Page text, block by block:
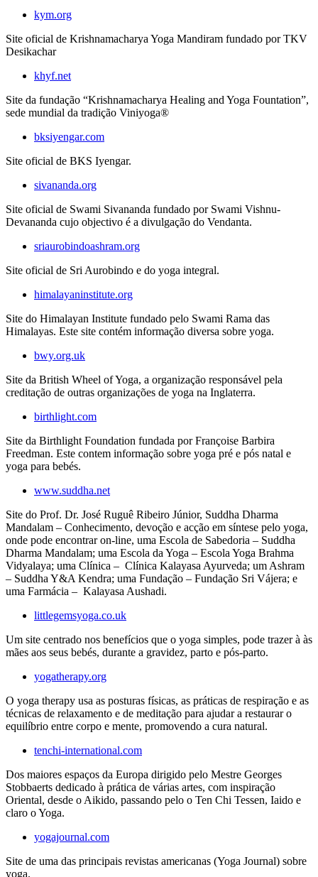
kym.org
Site oficial de Krishnamacharya Yoga Mandiram fundado por TKV
Desikachar
khyf.net
Site da fundação “Krishnamacharya Healing and Yoga Fountation”,
sede mundial da tradição Viniyoga®
bksiyengar.com
Site oficial de BKS Iyengar.
sivananda.org
Site oficial de Swami Sivananda fundado por Swami Vishnu-
Devananda cujo objectivo é a divulgação do Vendanta.
sriaurobindoashram.org
Site oficial de Sri Aurobindo e do yoga integral.
himalayaninstitute.org
Site do Himalayan Institute fundado pelo Swami Rama das
Himalayas. Este site contém informação diversa sobre yoga.
bwy.org.uk
Site da British Wheel of Yoga, a organização responsável pela
creditação de outras organizações de yoga na Inglaterra.
birthlight.com
Site da Birthlight Foundation fundada por Françoise Barbira
Freedman. Este contem informação sobre yoga pré e pós natal e
yoga para bebés.
www.suddha.net
Site do Prof. Dr. José Ruguê Ribeiro Júnior, Suddha Dharma
Mandalam – Conhecimento, devoção e acção em síntese pelo yoga,
onde pode encontrar on-line, uma Escola de Sabedoria – Suddha
Dharma Mandalam; uma Escola da Yoga – Escola Yoga Brahma
Vidyalaya; uma Clínica – Clínica Kalayasa Ayurveda; um Ashram
– Suddha Y&A Kendra; uma Fundação – Fundação Sri Vájera; e
uma Farmácia – Kalayasa Aushadi.
littlegemsyoga.co.uk
Um site centrado nos benefícios que o yoga simples, pode trazer à às
mães aos seus bebés, durante a gravidez, parto e pós-parto.
yogatherapy.org
O yoga therapy usa as posturas físicas, as práticas de respiração e as
técnicas de relaxamento e de meditação para ajudar a restaurar o
equilíbrio entre corpo e mente, promovendo a cura natural.
tenchi-international.com
Dos maiores espaços da Europa dirigido pelo Mestre Georges
Stobbaerts dedicado à prática de várias artes, com inspiração
Oriental, desde o Aikido, passando pelo o Ten Chi Tessen, Iaido e
claro o Yoga.
yogajournal.com
Site de uma das principais revistas americanas (Yoga Journal) sobre
yoga.